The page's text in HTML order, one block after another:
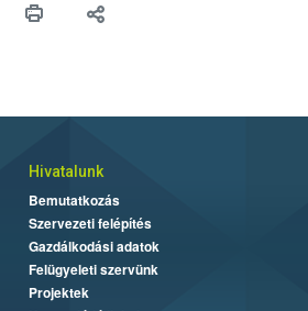
felhasználók számára is elérhető és
Hivatalunk
Bemutatkozás
Szervezeti felépítés
Gazdálkodási adatok
Felügyeleti szervünk
Projektek